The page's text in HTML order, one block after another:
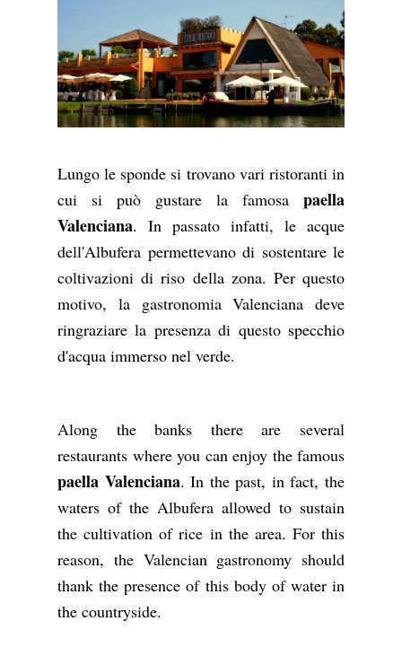
Lungo le sponde si trovano vari ristoranti in
cui si può gustare la famosa paella
Valenciana. In passato infatti, le acque
dell'Albufera permettevano di sostentare le
coltivazioni di riso della zona. Per questo
motivo, la gastronomia Valenciana deve
ringraziare la presenza di questo specchio
d'acqua immerso nel verde.
Along the banks there are several
restaurants where you can enjoy the famous
paella Valenciana. In the past, in fact, the
waters of the Albufera allowed to sustain
the cultivation of rice in the area. For this
reason, the Valencian gastronomy should
thank the presence of this body of water in
the countryside.